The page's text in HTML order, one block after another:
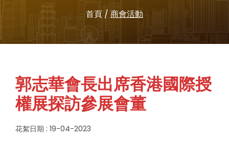
首頁/ 商會活動
郭志華會長出席香港國際授
權展探訪參展會董
花絮日期 : 19-04-2023